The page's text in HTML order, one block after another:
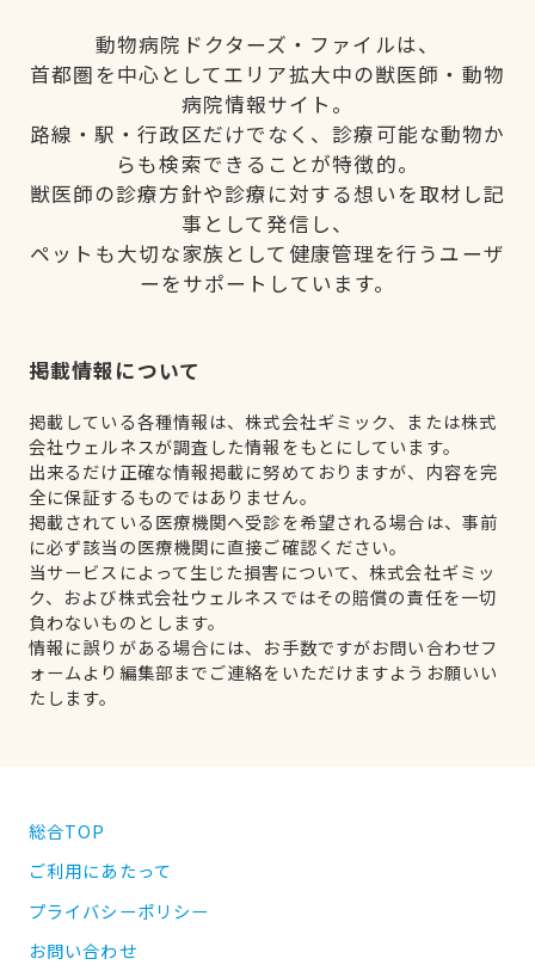
動物病院ドクターズ・ファイルは、
首都圏を中心としてエリア拡大中の獣医師・動物
病院情報サイト。
路線・駅・行政区だけでなく、診療可能な動物か
らも検索できることが特徴的。
獣医師の診療方針や診療に対する想いを取材し記
事として発信し、
ペットも大切な家族として健康管理を行うユーザ
ーをサポートしています。
掲載情報について
掲載している各種情報は、株式会社ギミック、または株式
会社ウェルネスが調査した情報をもとにしています。
出来るだけ正確な情報掲載に努めておりますが、内容を完
全に保証するものではありません。
掲載されている医療機関へ受診を希望される場合は、事前
に必ず該当の医療機関に直接ご確認ください。
当サービスによって生じた損害について、株式会社ギミッ
ク、および株式会社ウェルネスではその賠償の責任を一切
負わないものとします。
情報に誤りがある場合には、お手数ですがお問い合わせフ
ォームより編集部までご連絡をいただけますようお願いい
たします。
総合TOP
ご利用にあたって
プライバシーポリシー
お問い合わせ